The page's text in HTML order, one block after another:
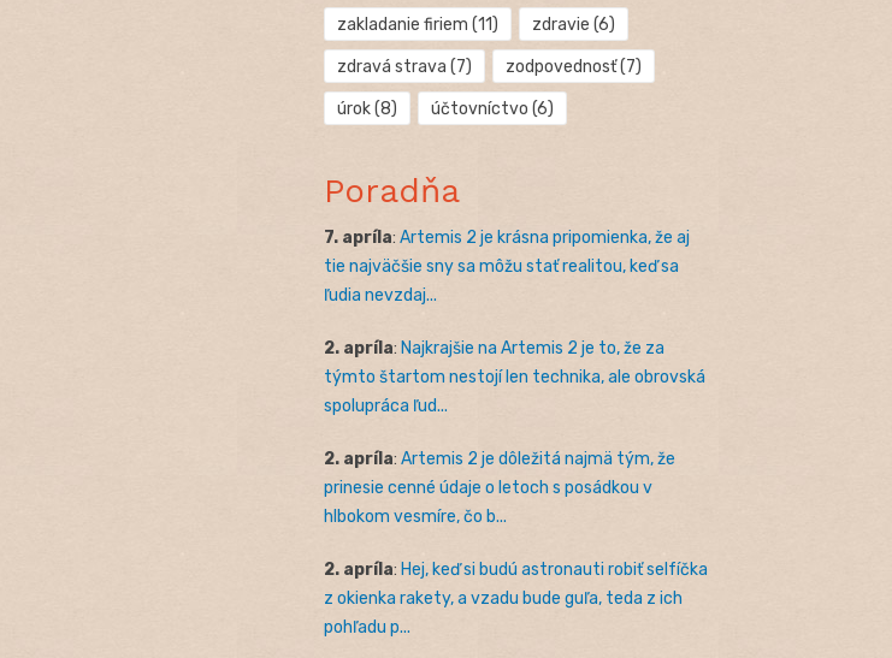
zakladanie firiem (11) zdravie (6)
zdravá strava (7) zodpovednosť(7)
úrok(8) účtovníctvo (6)
Poradňa
7. apríla: Artemis 2 je krásna pripomienka, že aj
tie najväčšie sny sa môžu stať realitou, keď sa
ľudia nevzdaj...
2. apríla: Najkrajšie na Artemis 2 je to, že za
týmto štartom nestojí len technika, ale obrovská
spolupráca ľud...
2. apríla: Artemis 2 je dôležitá najmä tým, že
prinesie cenné údaje o letoch s posádkou v
hlbokom vesmíre, čo b...
2. apríla: Hej, keď si budú astronauti robiť selfíčka
z okienka rakety, a vzadu bude guľa, teda z ich
pohľadu p...